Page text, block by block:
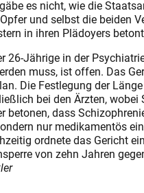
es nicht, wie die
und selbst die beiden
in ihren Plädoyers
26-Jährige in der
muss, ist offen. Das
Die Festlegung der
bei den Ärzten, wobei
betonen, dass
nur medikamentös
ordnete das Gericht
von zehn Jahren